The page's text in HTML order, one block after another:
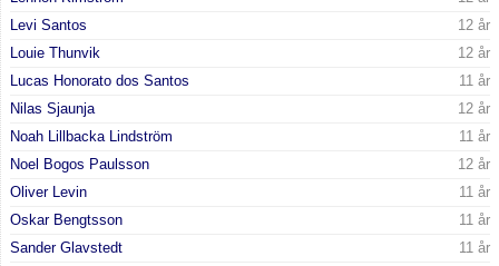
Levi Santos
12 år
Louie Thunvik
12 år
Lucas Honorato dos Santos
11 år
Nilas Sjaunja
12 år
Noah Lillbacka Lindström
11 år
Noel Bogos Paulsson
12 år
Oliver Levin
11 år
Oskar Bengtsson
11 år
Sander Glavstedt
11 år